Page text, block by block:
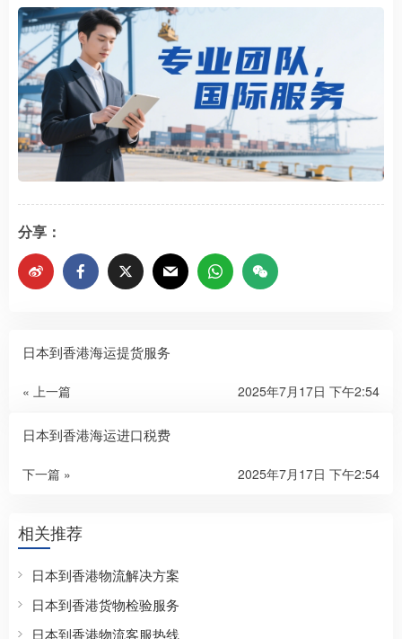
分享：
日本到香港海运提货服务
« 上一篇 2025年7月17日 下午2:54
日本到香港海运进口税费
下一篇 » 2025年7月17日 下午2:54
相关推荐
日本到香港物流解决方案
日本到香港货物检验服务
日本到香港物流客服热线